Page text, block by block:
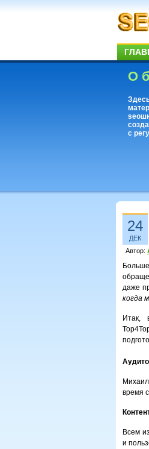
О
с
24
ДЕК
Автор:
даже
когда
Итак,
время
Всем
и